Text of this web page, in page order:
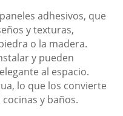
adhesivos, que
y texturas,
o la madera.
y pueden
al espacio.
lo que los convierte
y baños.